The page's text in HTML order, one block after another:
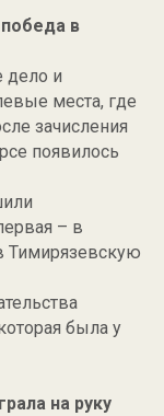
в
дело и
места, где
зачисления
появилось
– в
Тимирязевскую
была у
на руку